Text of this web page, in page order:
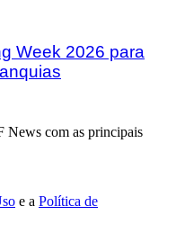
Week 2026 para
News com as principais
e a Política de